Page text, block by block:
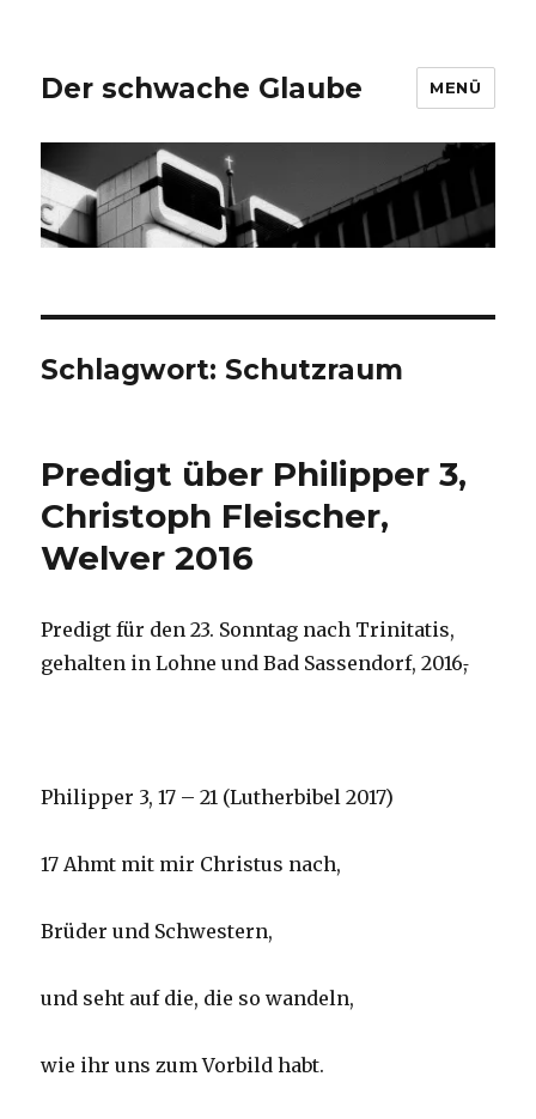
Der schwache Glaube MENÜ
Schlagwort: Schutzraum
Predigt über Philipper 3,
Christoph Fleischer,
Welver 2016
Predigt für den 23. Sonntag nach Trinitatis,
gehalten in Lohne und Bad Sassendorf, 2016,
Philipper 3, 17 – 21 (Lutherbibel 2017)
17 Ahmt mit mir Christus nach,
Brüder und Schwestern,
und seht auf die, die so wandeln,
wie ihr uns zum Vorbild habt.